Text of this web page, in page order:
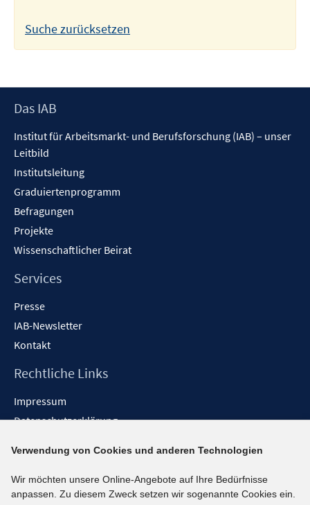
Suche zurücksetzen
Footer
Das IAB
Institut für Arbeitsmarkt- und Berufsforschung (IAB) – unser
Leitbild
Institutsleitung
Graduiertenprogramm
Befragungen
Projekte
Wissenschaftlicher Beirat
Services
Presse
IAB-Newsletter
Kontakt
Rechtliche Links
Impressum
Datenschutzerklärung
Barrieren melden
Social-Media-Kanäle
Verwendung von Cookies und anderen Technologien
Wir möchten unsere Online-Angebote auf Ihre Bedürfnisse
anpassen. Zu diesem Zweck setzen wir sogenannte Cookies ein.